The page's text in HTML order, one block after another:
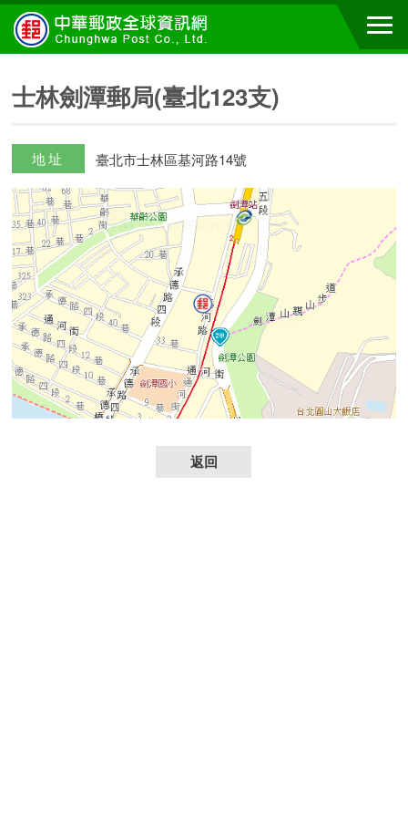
士林劍潭郵局(臺北123支)
地址 臺北市士林區基河路14號